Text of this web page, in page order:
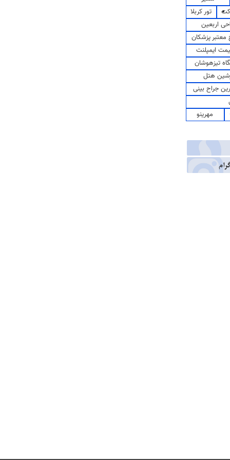
تور کربلا
اربعین
پزشکان
ایمپلنت
تیزهوشان
هتل
جراح بینی
مهرینو